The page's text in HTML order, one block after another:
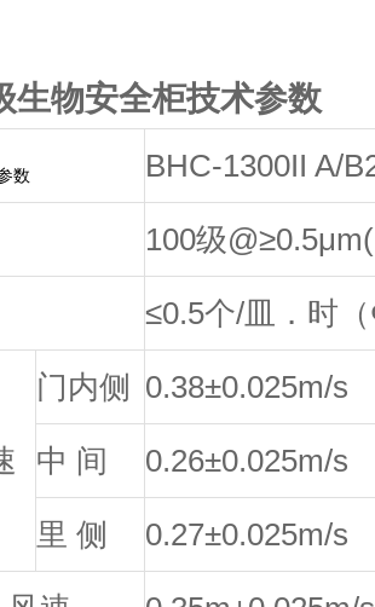
生物安全柜技术参数
数 BHC-1300II A/
100级
≤0.5个/皿．时
门内侧 0.38±0.025m/s
中 间 0.26±0.025m/s
里 侧 0.27±0.025m/s